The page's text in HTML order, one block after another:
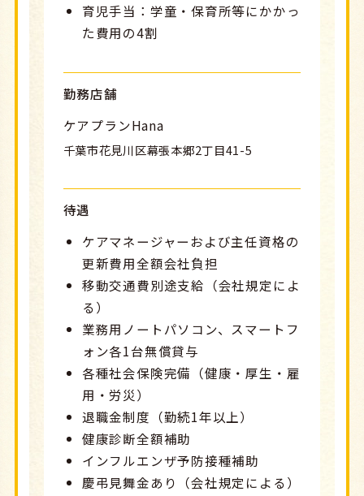
育児手当：学童・保育所等にかかっ
た費用の4割
勤務店舗
ケアプランHana
千葉市花見川区幕張本郷2丁目41-5
待遇
ケアマネージャーおよび主任資格の
更新費用全額会社負担
移動交通費別途支給（会社規定によ
る）
業務用ノートパソコン、スマートフ
ォン各1台無償貸与
各種社会保険完備（健康・厚生・雇
用・労災）
退職金制度（勤続1年以上）
健康診断全額補助
インフルエンザ予防接種補助
慶弔見舞金あり（会社規定による）